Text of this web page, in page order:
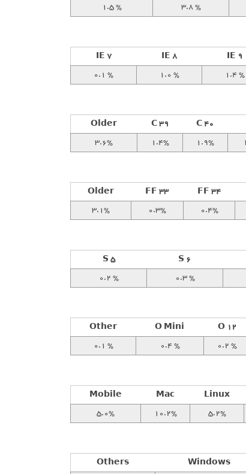
3.8 %
1.5 %
IE 9
IE 8
IE 7
1.4 %
1.0 %
0.1 %
C 40
C 39
Older
1.9%
1.4%
3.6%
FF 34
FF 33
Older
0.4%
0.3%
3.1%
S 6
S 5
0.3 %
0.2 %
O 12
O Mini
Other
0.2 %
0.4 %
0.1 %
Linux
Mac
Mobile
5.2%
10.2%
5.0%
Windows
Others